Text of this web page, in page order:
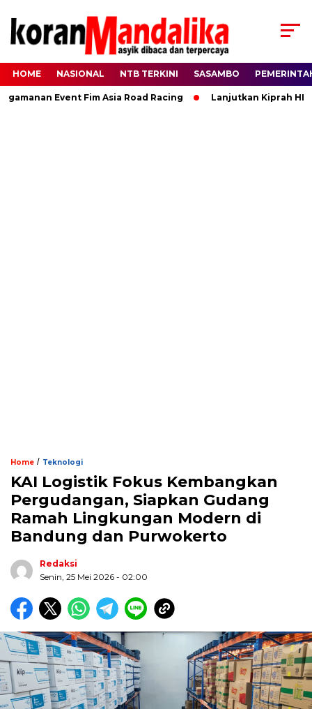
HOME NASIONAL NTB TERKINI SASAMBO
Event Fim Asia Road Racing Lanjutkan Kiprah HBK,
Home / Teknologi
KAI Logistik Fokus Kembangkan
Pergudangan, Siapkan Gudang
Ramah Lingkungan Modern di
Bandung dan Purwokerto
Redaksi
Senin, 25 Mei 2026 - 02:00